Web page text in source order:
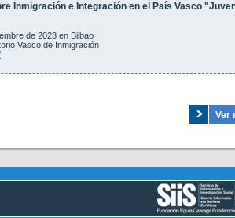
Inmigración e Integración en el País Vasco
de 2023 en Bilbao
Vasco de Inmigración
Ver